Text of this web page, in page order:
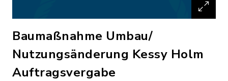
Baumaßnahme Umbau/
Nutzungsänderung Kessy Holm
Auftragsvergabe